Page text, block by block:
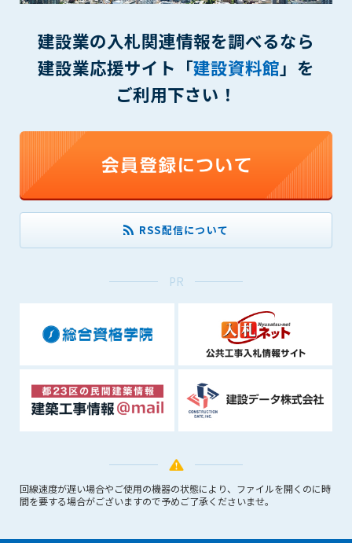
建設業の入札関連情報を調べるなら
建設業応援サイト「建設資料館」を
ご利用下さい！
RSS配信について
PR
回線速度が遅い場合やご使用の機器の状態により、ファイルを開くのに時
間を要する場合がございますので予めご了承くださいませ。
管理者は、会員が登録した内容が以下に該当する、またはその
(1) 登録されている情報が、第6条の定める禁止事項に該当する
と管理者が、判断した場合
(2) 建設資料館の運営および保守管理上、必要と判断した場合
(3) 広告掲載料金の支払が遅延した場合
第8条（サービスの変更・中止等）
管理者は、会員の承諾なく、本サービス内容の変更(新規追加、
廃止を含み)し、本サービスの運営を中止または廃止することが
できるものとします。これに起因する会員または他の第三者が
被った損害について管理者は､一切の責任をも負わないものと
会員の氏名、住所、性別、年齢、メールアドレスその他本サー
個人情報といいます）について、管理者は、以下の各号に該当
する場合を除き、第三者に開示または提供しないものとしま
(1) 会員が、自己の個人情報の開示に事前に同意している場合
(2) 個々の会員を特定できない統計的な処理をした形式で第三
者に提供する場合
(3) 第三者および管理者の権利、財産、安全等を保護するため
(4) 法令等により開示を求められた場合
第10条（免責事項）
管理者は、会員が登録した内容が以下に該当する、またはその